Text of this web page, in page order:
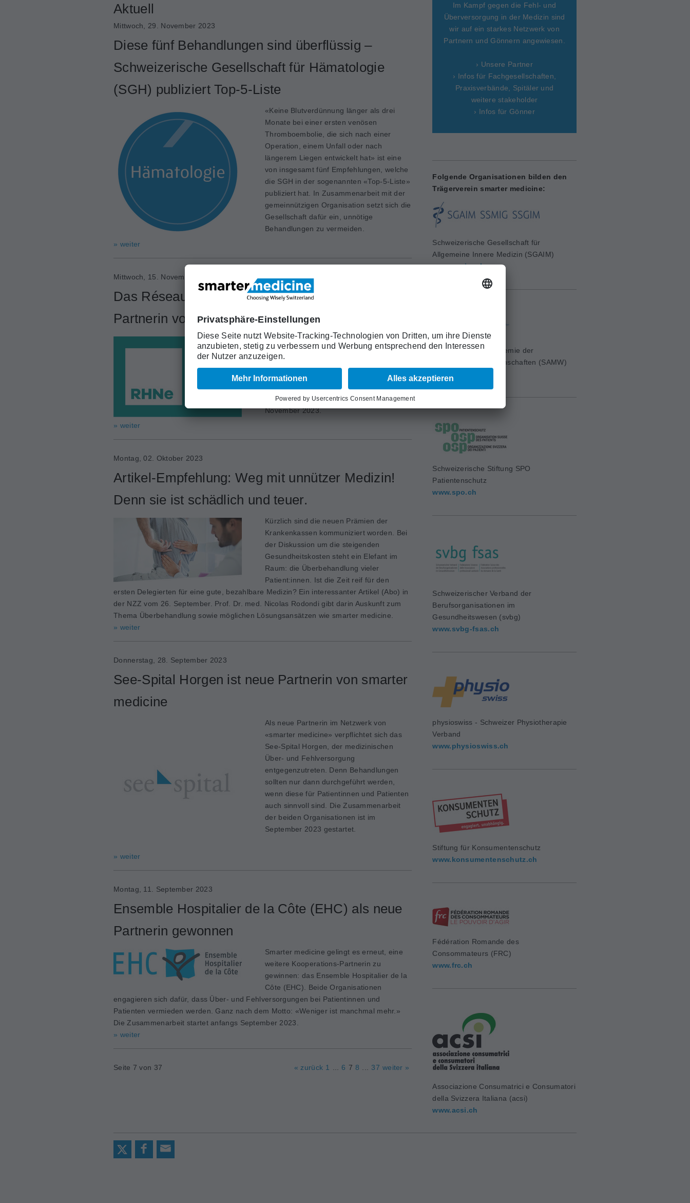
Aktuell
Mittwoch, 29. November 2023
Diese fünf Behandlungen sind überflüssig –
Schweizerische Gesellschaft für Hämatologie
(SGH) publiziert Top-5-Liste
«Keine Blutverdünnung länger als drei
Monate bei einer ersten venösen
Thromboembolie, die sich nach einer
Operation, einem Unfall oder nach
längerem Liegen entwickelt hat» ist eine
von insgesamt fünf Empfehlungen, welche
die SGH in der sogenannten «Top-5-Liste»
publiziert hat. In Zusammenarbeit mit der
gemeinnützigen Organisation setzt sich die
Gesellschaft dafür ein, unnötige
Behandlungen zu vermeiden.
» weiter
Mittwoch, 15. November 2023
Das Réseau hospitalier neuchâtelois ist neu
Partnerin von smarter medicine
Smarter medicine gewinnt eine neue
Partnerin hinzu: das Réseau hospitalier
neuchâtelois. Die beiden Organisationen
setzen sich künftig gemeinsam gegen eine
Über- und Fehlbehandlung in der Medizin
ein. Die Zusammenarbeit startet im
November 2023.
» weiter
Montag, 02. Oktober 2023
Artikel-Empfehlung: Weg mit unnützer Medizin!
Denn sie ist schädlich und teuer.
Kürzlich sind die neuen Prämien der
Krankenkassen kommuniziert worden. Bei
der Diskussion um die steigenden
Gesundheitskosten steht ein Elefant im
Raum: die Überbehandlung vieler
Patient:innen. Ist die Zeit reif für den
ersten Delegierten für eine gute, bezahlbare Medizin? Ein interessanter Artikel (Abo) in
der NZZ vom 26. September. Prof. Dr. med. Nicolas Rodondi gibt darin Auskunft zum
Thema Überbehandlung sowie möglichen Lösungsansätzen wie smarter medicine.
» weiter
Donnerstag, 28. September 2023
See-Spital Horgen ist neue Partnerin von smarter
medicine
Als neue Partnerin im Netzwerk von
«smarter medicine» verpflichtet sich das
See-Spital Horgen, der medizinischen
Über- und Fehlversorgung
entgegenzutreten. Denn Behandlungen
sollten nur dann durchgeführt werden,
wenn diese für Patientinnen und Patienten
auch sinnvoll sind. Die Zusammenarbeit
der beiden Organisationen ist im
September 2023 gestartet.
» weiter
Montag, 11. September 2023
Ensemble Hospitalier de la Côte (EHC) als neue
Partnerin gewonnen
Smarter medicine gelingt es erneut, eine
weitere Kooperations-Partnerin zu
gewinnen: das Ensemble Hospitalier de la
Côte (EHC). Beide Organisationen
engagieren sich dafür, dass Über- und Fehlversorgungen bei Patientinnen und
Patienten vermieden werden. Ganz nach dem Motto: «Weniger ist manchmal mehr.»
Die Zusammenarbeit startet anfangs September 2023.
» weiter
Seite 7 von 37 « zurück 1 6 7 8 37 weiter »
Im Kampf gegen die Fehl- und
Überversorgung in der Medizin sind
wir auf ein starkes Netzwerk von
Partnern und Gönnern angewiesen.
› Unsere Partner
› Infos für Fachgesellschaften,
Praxisverbände, Spitäler und
weitere stakeholder
› Infos für Gönner
Folgende Organisationen bilden den
Trägerverein smarter medicine:
Schweizerische Gesellschaft für
Allgemeine Innere Medizin (SGAIM)
www.sgaim.ch
Schweizerische Akademie der
Medizinischen Wissenschaften (SAMW)
www.samw.ch
Schweizerische Stiftung SPO
Patientenschutz
www.spo.ch
Schweizerischer Verband der
Berufsorganisationen im
Gesundheitswesen (svbg)
www.svbg-fsas.ch
physioswiss - Schweizer Physiotherapie
Verband
www.physioswiss.ch
Stiftung für Konsumentenschutz
www.konsumentenschutz.ch
Fédération Romande des
Consommateurs (FRC)
www.frc.ch
Associazione Consumatrici e Consumatori
della Svizzera Italiana (acsi)
www.acsi.ch